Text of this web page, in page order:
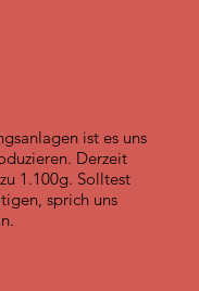
ist es uns
Derzeit
1.100g. Solltest
sprich uns